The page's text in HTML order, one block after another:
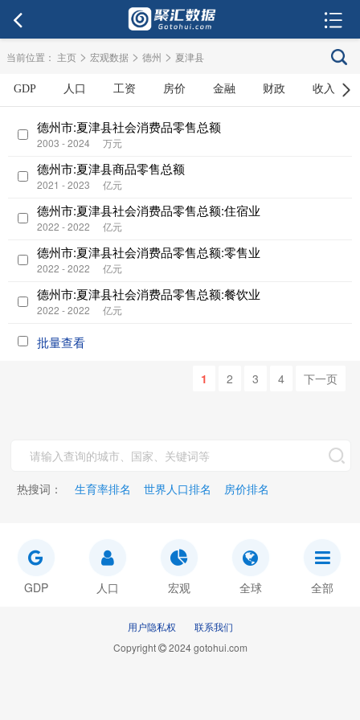
当前位置： 主页 > 宏观数据 > 德州 > 夏津县
GDP 人口 工资 房价 金融 财政 收入
德州市:夏津县社会消费品零售总额
2003 - 2024 万元
德州市:夏津县商品零售总额
2021 - 2023 亿元
德州市:夏津县社会消费品零售总额:住宿业
2022 - 2022 亿元
德州市:夏津县社会消费品零售总额:零售业
2022 - 2022 亿元
德州市:夏津县社会消费品零售总额:餐饮业
2022 - 2022 亿元
批量查看
1 2 3 4 下一页
热搜词： 生育率排名 世界人口排名 房价排名
GDP 人口 宏观 全球 全部
用户隐私权
联系我们
Copyright
2024 gotohui.com